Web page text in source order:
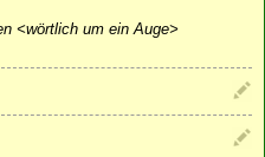
<wörtlich um ein Auge>